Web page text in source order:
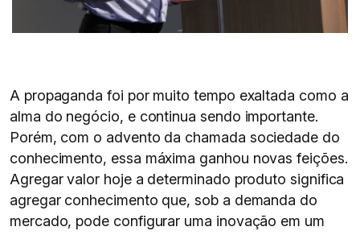
A propaganda foi por muito tempo exaltada como a
alma do negócio, e continua sendo importante.
Porém, com o advento da chamada sociedade do
conhecimento, essa máxima ganhou novas feições.
Agregar valor hoje a determinado produto significa
agregar conhecimento que, sob a demanda do
mercado, pode configurar uma inovação em um